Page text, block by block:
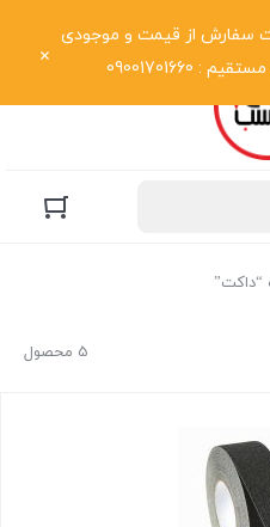
سفارش از قیمت و موجودی
5 محصول